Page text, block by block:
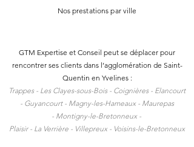
Nos prestations par ville
GTM Expertise et Conseil peut se déplacer pour
rencontrer ses clients dans l’agglomération de Saint-
Quentin en Yvelines :
Trappes - Les Clayes-sous-Bois - Coignières - Elancourt
- Guyancourt - Magny-les-Hameaux - Maurepas
- Montigny-le-Bretonneux -
Plaisir - La Verrière - Villepreux - Voisins-le-Bretonneux